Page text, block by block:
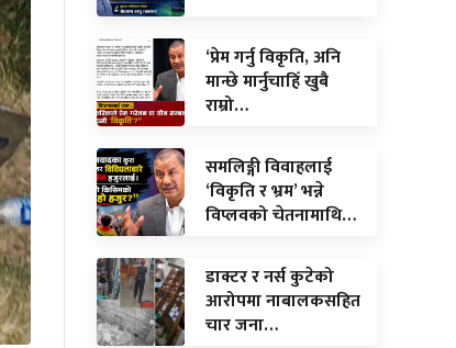
‘प्रेम गर्नु विकृति, अनि
मान्छे मार्नुचाहिँ खुबै
राम्रो…
समलिङ्गी विवाहलाई
‘विकृति र भ्रम’ भन्ने
विप्लवको चेतनामाथि…
डाक्टर र नर्स कुटेको
आरोपमा नाबालकसहित
चार जना…